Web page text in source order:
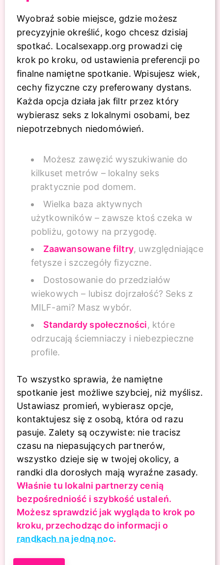
Wyobraź sobie miejsce, gdzie możesz
precyzyjnie określić, kogo chcesz dzisiaj
spotkać. Localsexapp.org prowadzi cię
krok po kroku, od ustawienia preferencji po
finalne namiętne spotkanie. Wpisujesz wiek,
cechy fizyczne czy preferowany dystans.
Każda opcja działa jak filtr przez który
wybierasz seks z lokalnymi osobami, bez
niepotrzebnych niedomówień.
Możesz zawęzić wyszukiwanie do
kilkuset metrów – lokalny seks
praktycznie pod domem.
Wielka baza aktywnych
użytkowników – zawsze ktoś czeka w
pobliżu, gotowy na przygodę.
Zaawansowane filtry, uwzględniające
fetysze i szczegóły fizyczne.
Dostosowanie do przedziałów
wiekowych – lubisz dojrzałość? Seks z
MILF-ami? Masz wybór.
Standardy społeczności, które
odrzucają ściemniaczy i niebezpieczne
profile.
To wszystko sprawia, że namiętne
spotkanie jest możliwe szybciej, niż myślisz.
Ustawiasz promień, wybierasz opcje,
kontaktujesz się z osobą, która od razu
pasuje. Zalety są oczywiste: nie tracisz
czasu na niepasujących partnerów,
wszystko dzieje się w twojej okolicy, a
randki dla dorosłych mają wyraźne zasady.
Właśnie tu lokalni partnerzy cenią
bezpośredniość i szybkość ustaleń.
Możesz sprawdzić jak wygląda to krok po
kroku, przechodząc do informacji o
randkach na jedną noc.